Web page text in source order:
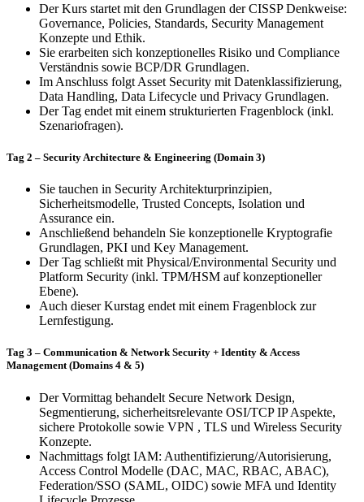
Der Kurs startet mit den Grundlagen der CISSP Denkweise:
Governance, Policies, Standards, Security Management
Konzepte und Ethik.
Sie erarbeiten sich konzeptionelles Risiko und Compliance
Verständnis sowie BCP/DR Grundlagen.
Im Anschluss folgt Asset Security mit Datenklassifizierung,
Data Handling, Data Lifecycle und Privacy Grundlagen.
Der Tag endet mit einem strukturierten Fragenblock (inkl.
Szenariofragen).
Tag 2 – Security Architecture & Engineering (Domain 3)
Sie tauchen in Security Architekturprinzipien,
Sicherheitsmodelle, Trusted Concepts, Isolation und
Assurance ein.
Anschließend behandeln Sie konzeptionelle Kryptografie
Grundlagen, PKI und Key Management.
Der Tag schließt mit Physical/Environmental Security und
Platform Security (inkl. TPM/HSM auf konzeptioneller
Ebene).
Auch dieser Kurstag endet mit einem Fragenblock zur
Lernfestigung.
Tag 3 – Communication & Network Security + Identity & Access
Management (Domains 4 & 5)
Der Vormittag behandelt Secure Network Design,
Segmentierung, sicherheitsrelevante OSI/TCP IP Aspekte,
sichere Protokolle sowie VPN , TLS und Wireless Security
Konzepte.
Nachmittags folgt IAM: Authentifizierung/Autorisierung,
Access Control Modelle (DAC, MAC, RBAC, ABAC),
Federation/SSO (SAML, OIDC) sowie MFA und Identity